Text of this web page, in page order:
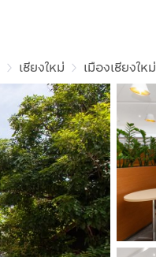
เชียงใหม่ เมืองเชียงใหม่